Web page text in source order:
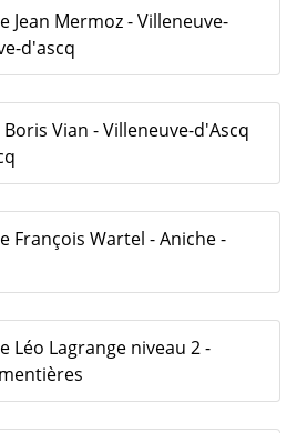
Jean Mermoz - Villeneuve-
d'ascq
Vian - Villeneuve-d'Ascq
François Wartel - Aniche -
Léo Lagrange niveau 2 -